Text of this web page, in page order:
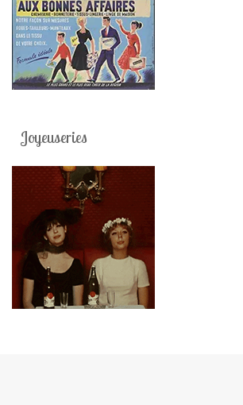
Joyeuseries